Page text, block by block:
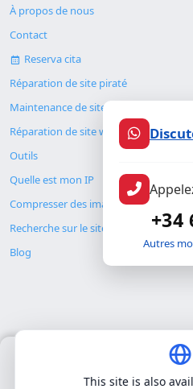
À propos de nous
Contact
Reserva cita
Réparation de site piraté
Maintenance de site web
Réparation de site web
Outils
Quelle est mon IP
Compresser des images
Recherche sur le site
Blog
© Copyright 2026.
Nous utilisons uniquement nos
+34
Autres
This site is also